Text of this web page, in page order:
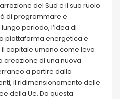
del Sud e il suo ruolo
di programmare e
periodo, l’idea di
piattaforma energetica e
capitale umano come leva
creazione di una nuova
a partire dalla
il ridimensionamento delle
della Ue. Da questa